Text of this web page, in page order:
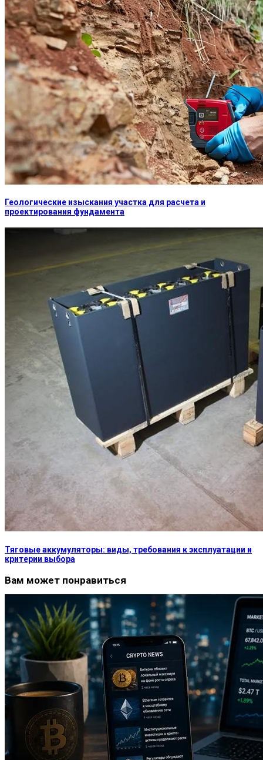
Геологические изыскания участка для расчета и
проектирования фундамента
Тяговые аккумуляторы: виды, требования к эксплуатации и
критерии выбора
Вам может понравиться